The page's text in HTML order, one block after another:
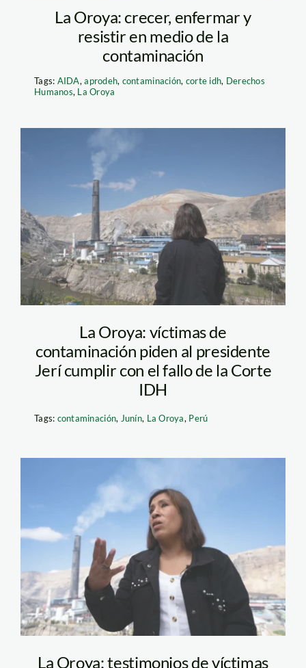
La Oroya: crecer, enfermar y
resistir en medio de la
contaminación
Tags: AIDA,aprodeh, contaminación, corte idh, Derechos
Humanos, La Oroya
la-oroya—-
contaminacion—
jaime-tranca—
actualidad-ambiental
La Oroya: víctimas de
contaminación piden al presidente
Jerí cumplir con el fallo de la Corte
IDH
Tags: contaminación, Junín, La Oroya, Perú
liliana-carhuaz—la-
oroya—jaime-tranca—
actualidad-ambiental
La Oroya: testimonios de víctimas